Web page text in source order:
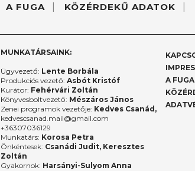
A FUGA
KÖZÉRDEKŰ ADATOK
MUNKATÁRSAINK:
Ügyvezető: Lente Borbála
Produkciós vezető: Asbót Kristóf
Kurátor: Fehérvári Zoltán
Könyvesboltvezető: Mészáros János
Zenei programok vezetője: Kedves Csanád,
kedvescsanad.mail@gmail.com
+36307036129
Munkatárs: Korosa Petra
Önkéntesek: Csanádi Judit, Keresztes
Zoltán
Gyakornok: Harsányi-Sulyom Anna
A FUGA